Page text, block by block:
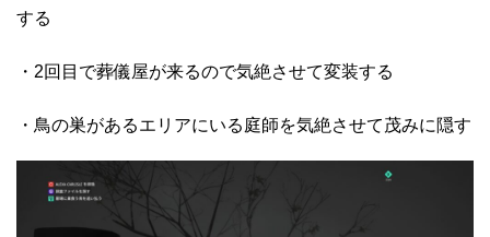
する
・2回目で葬儀屋が来るので気絶させて変装する
・鳥の巣があるエリアにいる庭師を気絶させて茂みに隠す